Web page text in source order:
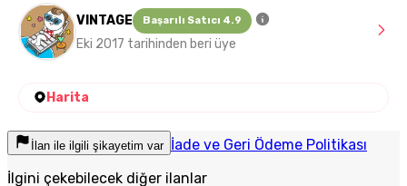
VINTAGE Başarılı Satıcı 4.9
Eki 2017 tarihinden beri üye
Harita
İlan ile ilgili şikayetim var İade ve Geri Ödeme Politikası
İlgini çekebilecek diğer ilanlar